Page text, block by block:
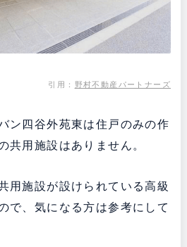
引用： 野村不動産パートナーズ
ン四谷外苑東は住戸のみの作
共用施設はありません。
用施設が設けられている高級
で、気になる方は参考にして